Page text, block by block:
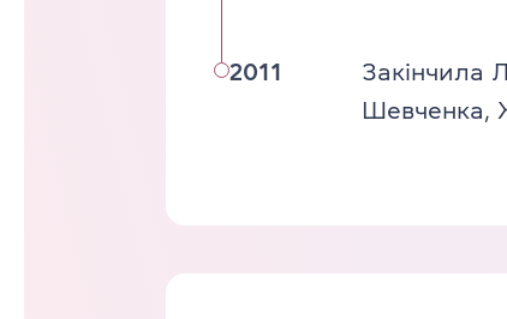
2011
Закінчила
Шевченка,